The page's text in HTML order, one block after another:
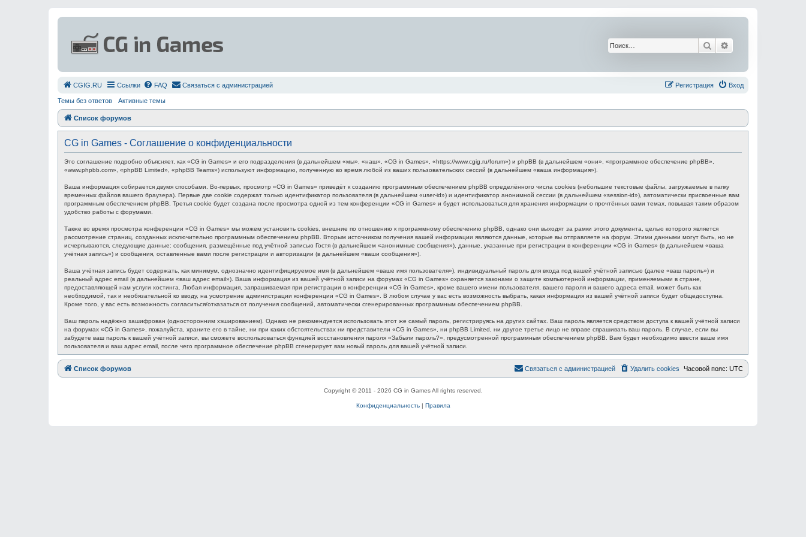
Поиск
СGIG.RU Ссылки FAQ Связаться с администрацией Вход
Регистрация
Темы без ответов Активные темы
Список форумов
CG in Games - Соглашение о конфиденциальности
Это соглашение подробно объясняет, как «CG in Games» и его подразделения (в дальнейшем «мы», «наш», «CG in Games», «https://www.cgig.ru/forum») и phpBB (в дальнейшем «они», «программное обеспечение phpBB»,
«www.phpbb.com», «phpBB Limited», «phpBB Teams») используют информацию, полученную во время любой из ваших пользовательских сессий (в дальнейшем «ваша информация»).
Ваша информация собирается двумя способами. Во-первых, просмотр «CG in Games» приведёт к созданию программным обеспечением phpBB определённого числа cookies (небольшие текстовые файлы, загружаемые в папку
временных файлов вашего браузера). Первые две cookie содержат только идентификатор пользователя (в дальнейшем «user-id») и идентификатор анонимной сессии (в дальнейшем «session-id»), автоматически присвоенные вам
программным обеспечением phpBB. Третья cookie будет создана после просмотра одной из тем конференции «CG in Games» и будет использоваться для хранения информации о прочтённых вами темах, повышая таким образом
удобство работы с форумами.
Также во время просмотра конференции «CG in Games» мы можем установить cookies, внешние по отношению к программному обеспечению phpBB, однако они выходят за рамки этого документа, целью которого является
рассмотрение страниц, созданных исключительно программным обеспечением phpBB. Вторым источником получения вашей информации являются данные, которые вы отправляете на форум. Этими данными могут быть, но не
исчерпываются, следующие данные: сообщения, размещённые под учётной записью Гостя (в дальнейшем «анонимные сообщения»), данные, указанные при регистрации в конференции «CG in Games» (в дальнейшем «ваша
учётная запись») и сообщения, оставленные вами после регистрации и авторизации (в дальнейшем «ваши сообщения»).
Ваша учётная запись будет содержать, как минимум, однозначно идентифицируемое имя (в дальнейшем «ваше имя пользователя»), индивидуальный пароль для входа под вашей учётной записью (далее «ваш пароль») и
реальный адрес email (в дальнейшем «ваш адрес email»). Ваша информация из вашей учётной записи на форумах «CG in Games» охраняется законами о защите компьютерной информации, применяемыми в стране,
предоставляющей нам услуги хостинга. Любая информация, запрашиваемая при регистрации в конференции «CG in Games», кроме вашего имени пользователя, вашего пароля и вашего адреса email, может быть как
необходимой, так и необязательной ко вводу, на усмотрение администрации конференции «CG in Games». В любом случае у вас есть возможность выбрать, какая информация из вашей учётной записи будет общедоступна.
Кроме того, у вас есть возможность согласиться/отказаться от получения сообщений, автоматически сгенерированных программным обеспечением phpBB.
Ваш пароль надёжно зашифрован (односторонним хэшированием). Однако не рекомендуется использовать этот же самый пароль, регистрируясь на других сайтах. Ваш пароль является средством доступа к вашей учётной записи
на форумах «CG in Games», пожалуйста, храните его в тайне, ни при каких обстоятельствах ни представители «CG in Games», ни phpBB Limited, ни другое третье лицо не вправе спрашивать ваш пароль. В случае, если вы
забудете ваш пароль к вашей учётной записи, вы сможете воспользоваться функцией восстановления пароля «Забыли пароль?», предусмотренной программным обеспечением phpBB. Вам будет необходимо ввести ваше имя
пользователя и ваш адрес email, после чего программное обеспечение phpBB сгенерирует вам новый пароль для вашей учётной записи.
Список форумов Часовой пояс: UTC
Удалить cookies
Связаться с администрацией
Copyright © 2011 - 2026 CG in Games All rights reserved.
Конфиденциальность| Правила